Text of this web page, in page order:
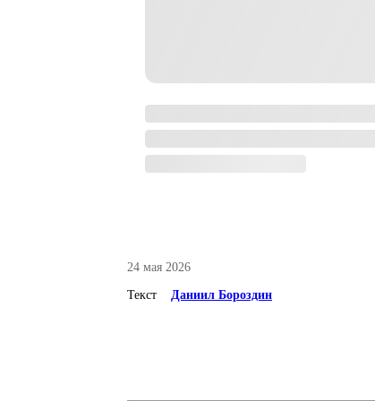
24 мая 2026
Текст Даниил Бороздин